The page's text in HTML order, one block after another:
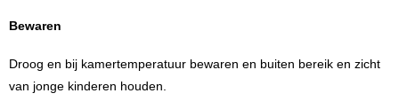
Bewaren
Droog en bij kamertemperatuur bewaren en buiten bereik en zicht
van jonge kinderen houden.